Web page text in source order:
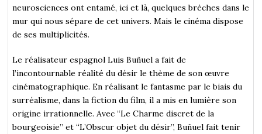
neurosciences ont entamé, ici et là, quelques brèches dans le
mur qui nous sépare de cet univers. Mais le cinéma dispose
de ses multiplicités.
Le réalisateur espagnol Luis Buñuel a fait de
l’incontournable réalité du désir le thème de son œuvre
cinématographique. En réalisant le fantasme par le biais du
surréalisme, dans la fiction du film, il a mis en lumière son
origine irrationnelle. Avec “Le Charme discret de la
bourgeoisie” et “L’Obscur objet du désir”, Buñuel fait tenir